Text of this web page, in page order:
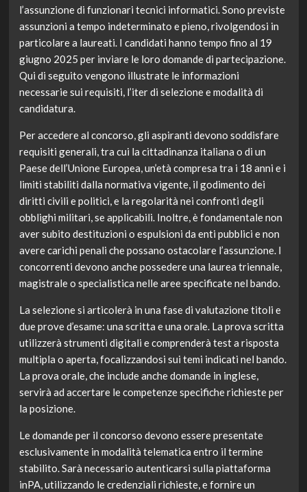
l’assunzione di funzionari tecnici informatici. Sono previste
assunzioni a tempo indeterminato e pieno, rivolgendosi in
particolare a laureati. I candidati hanno tempo fino al 19
giugno 2025 per inviare le loro domande di partecipazione.
Qui di seguito vengono illustrate le informazioni
necessarie sui requisiti, l’iter di selezione e modalità di
candidatura.
Per accedere al concorso, gli aspiranti devono soddisfare
requisiti generali, tra cui la cittadinanza italiana o di un
Paese dell’Unione Europea, un’età compresa tra i 18 anni e i
limiti stabiliti dalla normativa vigente, il godimento dei
diritti civili e politici, e la regolarità nei confronti degli
obblighi militari, se applicabili. Inoltre, è fondamentale non
aver subito destituzioni o espulsioni da enti pubblici e non
avere carichi penali che possano ostacolare l’assunzione. I
concorrenti devono anche possedere una laurea triennale,
magistrale o specialistica nelle aree specificate nel bando.
La selezione si articolerà in una fase di valutazione titoli e
due prove d’esame: una scritta e una orale. La prova scritta
utilizzerà strumenti digitali e comprenderà test a risposta
multipla o aperta, focalizzandosi sui temi indicati nel bando.
La prova orale, che include anche domande in inglese,
servirà ad accertare le competenze specifiche richieste per
la posizione.
Le domande per il concorso devono essere presentate
esclusivamente in modalità telematica entro il termine
stabilito. Sarà necessario autenticarsi sulla piattaforma
inPA, utilizzando le credenziali richieste, e fornire un